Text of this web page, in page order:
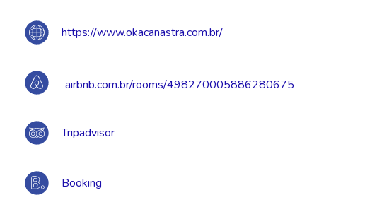
https://www.okacanastra.com.br/
airbnb.com.br/rooms/498270005886280675
Tripadvisor
Booking